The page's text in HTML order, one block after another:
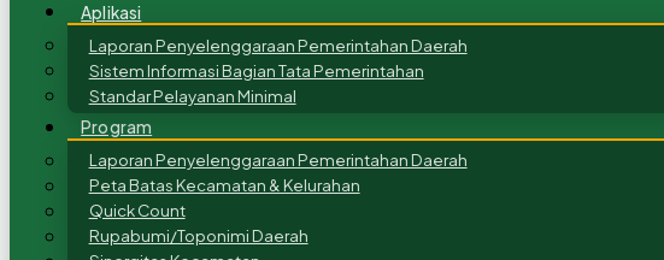
Aplikasi
Laporan Penyelenggaraan Pemerintahan Daerah
Sistem Informasi Bagian Tata Pemerintahan
Standar Pelayanan Minimal
Program
Laporan Penyelenggaraan Pemerintahan Daerah
Peta Batas Kecamatan & Kelurahan
Quick Count
Rupabumi/Toponimi Daerah